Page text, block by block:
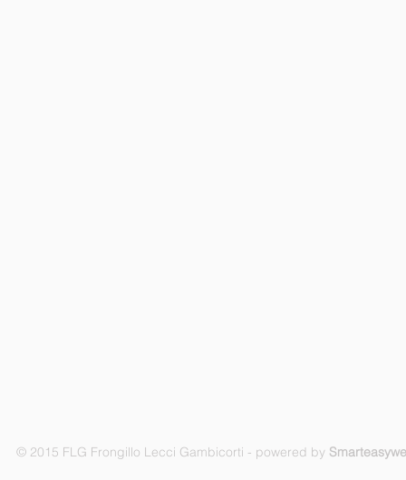
© 2015 FLG Frongillo Lecci Gambicorti - powered by